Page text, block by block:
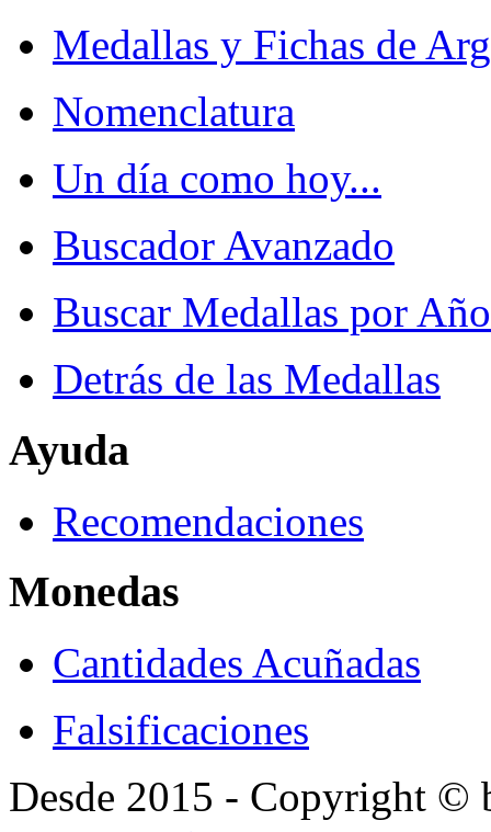
Medallas y Fichas de
Nomenclatura
Un día como hoy...
Buscador Avanzado
Buscar Medallas por Año
Detrás de las Medallas
Ayuda
Recomendaciones
Monedas
Cantidades Acuñadas
Falsificaciones
Desde 2015 - Copyright ©